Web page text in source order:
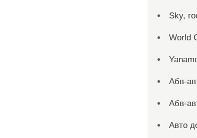
Sky,
World
Абв-
Абв-
Авто